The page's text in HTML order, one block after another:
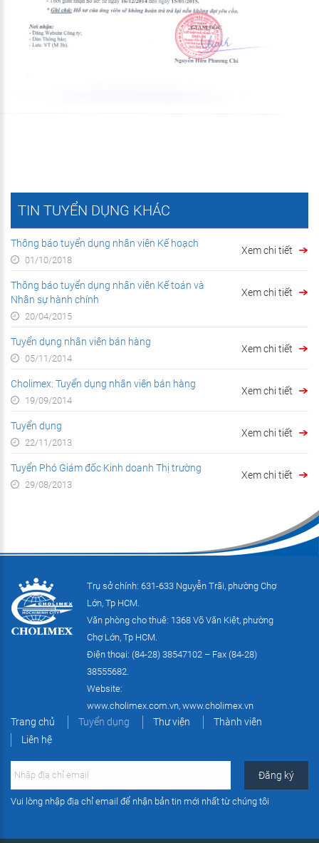
TIN TUYỂN DỤNG KHÁC
Thông báo tuyển dụng nhân viên Kế hoạch
01/10/2018
Xem chi tiết
Thông báo tuyển dụng nhân viên Kế toán và
Nhân sự hành chính
20/04/2015
Xem chi tiết
Tuyển dụng nhân viên bán hàng
05/11/2014
Xem chi tiết
Cholimex: Tuyển dụng nhân viên bán hàng
19/09/2014
Xem chi tiết
Tuyển dụng
22/11/2013
Xem chi tiết
Tuyển Phó Giám đốc Kinh doanh Thị trường
29/08/2013
Xem chi tiết
Trụ sở chính: 631-633 Nguyễn Trãi, phường Chợ
Lớn, Tp HCM.
Văn phòng cho thuê: 1368 Võ Văn Kiệt, phường
Chợ Lớn, Tp HCM.
Điện thoại: (84-28) 38547102 – Fax (84-28)
38555682.
Website:
www.cholimex.com.vn, www.cholimex.vn
Trang chủ Tuyển dụng Thư viện
Thành viên
Liên hệ
Vui lòng nhập địa chỉ email để nhận bản tin mới nhất từ chúng tôi